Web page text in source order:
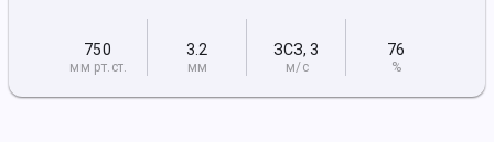
750
мм рт.ст.
3.2
мм
ЗСЗ,3
м/с
76
%